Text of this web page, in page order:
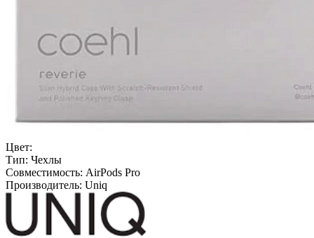
Цвет:
Тип: Чехлы
Совместимость: AirPods Pro
Производитель: Uniq